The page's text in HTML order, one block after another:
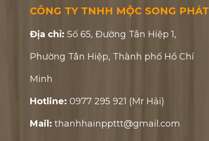
CÔNG TY TNHH MỘC SONG PHÁT
Địa chỉ: Số 65, Đường Tân Hiệp 1,
Phường Tân Hiệp, Thành phố Hồ Chí
Minh
Hotline: 0977 295 921 (Mr Hải)
Mail: thanhhainppttt@gmail.com